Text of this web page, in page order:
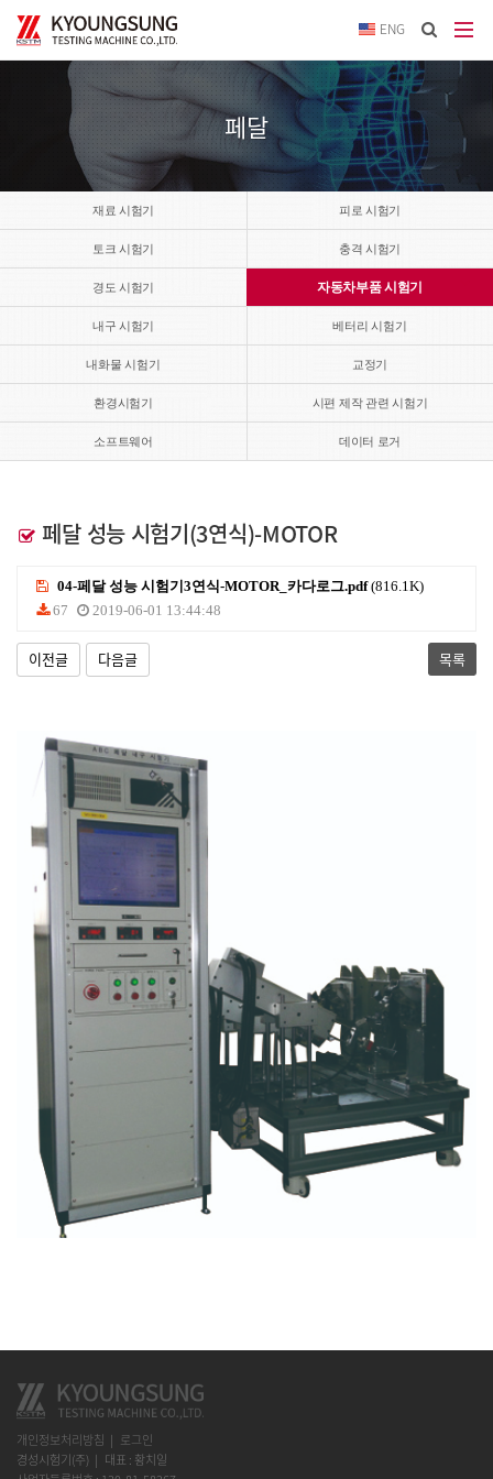
ENG
입력
답변
답변
이메
전송
페달
재료 시험기 피로 시험기
토크 시험기 충격 시험기
경도 시험기 자동차부품 시험기
내구 시험기 베터리 시험기
내화물 시험기 교정기
환경시험기 시편 제작 관련 시험기
소프트웨어 데이터 로거
페달 성능 시험기(3연식)-MOTOR
04-페달 성능 시험기3연식-MOTOR_카다로그.pdf(816.1K)
67
2019-06-01 13:44:48
이전글 다음글 목록
개인정보처리방침
로그인
경성시험기(주)
대표 : 황치일